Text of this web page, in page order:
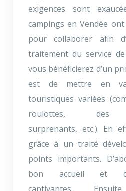
exigences sont
campings en Vendée
pour collaborer afin
traitement du service
vous bénéficierez d’un
est de mettre en
touristiques variées
roulottes, des
surprenants, etc.). En
grâce à un traité
points importants.
bon accueil et